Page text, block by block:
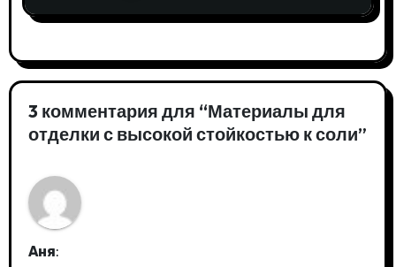
3 комментария для “Материалы для
отделки с высокой стойкостью к соли”
Аня: